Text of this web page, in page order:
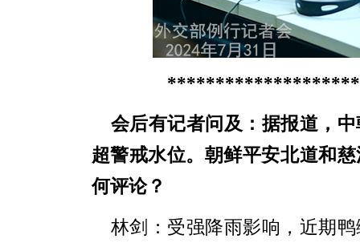
会后有记者问及：据报道，
超警戒水位。朝鲜平安北道和
何评论？
林剑：受强降雨影响，近期